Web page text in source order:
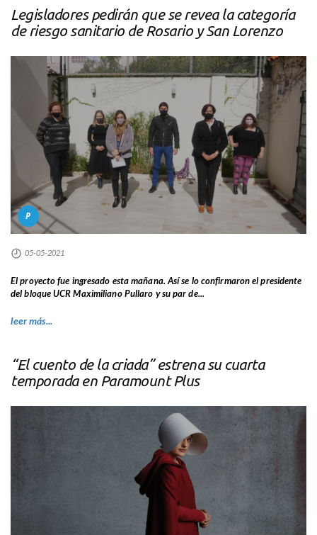
Legisladores pedirán que se revea la categoría
de riesgo sanitario de Rosario y San Lorenzo
P
05-05-2021
El proyecto fue ingresado esta mañana. Así se lo confirmaron el presidente
del bloque UCR Maximiliano Pullaro y su par de...
leer más...
“El cuento de la criada” estrena su cuarta
temporada en Paramount Plus